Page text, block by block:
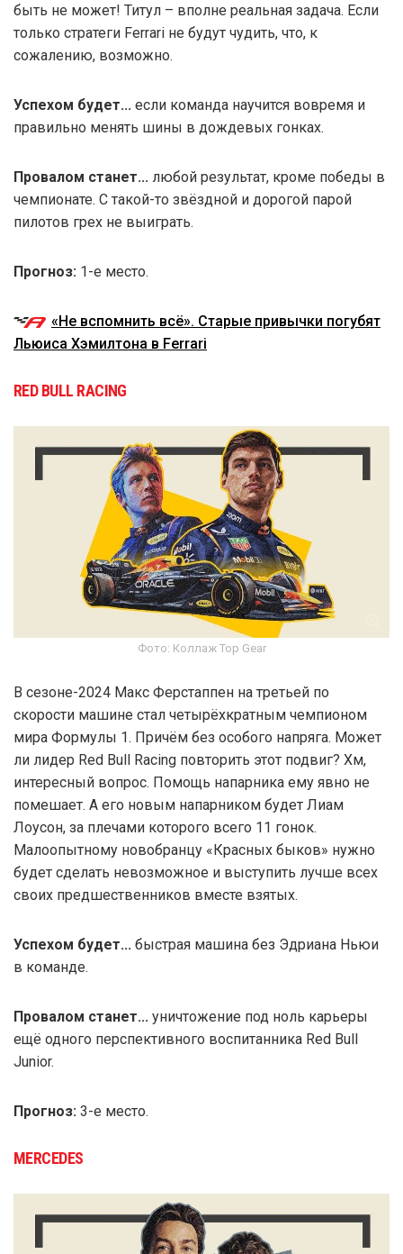
быть не может! Титул – вполне реальная задача. Если
только стратеги Ferrari не будут чудить, что, к
сожалению, возможно.
Успехом будет... если команда научится вовремя и
правильно менять шины в дождевых гонках.
Провалом станет... любой результат, кроме победы в
чемпионате. С такой-то звёздной и дорогой парой
пилотов грех не выиграть.
Прогноз: 1-е место.
«Не вспомнить всё». Старые привычки погубят
Льюиса Хэмилтона в Ferrari
RED BULL RACING
Фото: Коллаж Top Gear
В сезоне-2024 Макс Ферстаппен на третьей по
скорости машине стал четырёхкратным чемпионом
мира Формулы 1. Причём без особого напряга. Может
ли лидер Red Bull Racing повторить этот подвиг? Хм,
интересный вопрос. Помощь напарника ему явно не
помешает. А его новым напарником будет Лиам
Лоусон, за плечами которого всего 11 гонок.
Малоопытному новобранцу «Красных быков» нужно
будет сделать невозможное и выступить лучше всех
своих предшественников вместе взятых.
Успехом будет... быстрая машина без Эдриана Ньюи
в команде.
Провалом станет... уничтожение под ноль карьеры
ещё одного перспективного воспитанника Red Bull
Junior.
Прогноз: 3-е место.
MERCEDES